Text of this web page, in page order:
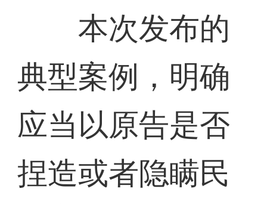
本次发布的
典型案例，明确
应当以原告是否
捏造或者隐瞒民